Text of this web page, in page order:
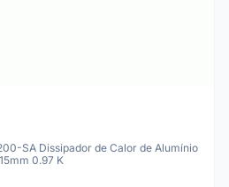
SA Dissipador de Calor de Alumínio
0.97 K